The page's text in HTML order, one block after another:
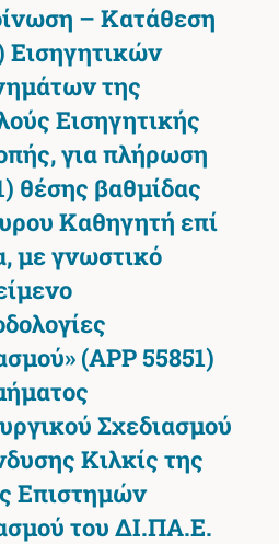
– Κατάθεση
Εισηγητικών
της
Εισηγητικής
για πλήρωση
θέσης βαθμίδας
Καθηγητή επί
με γνωστικό
(ΑΡΡ 55851)
Σχεδιασμού
Κιλκίς της
Επιστημών
του ΔΙ.ΠΑ.Ε.